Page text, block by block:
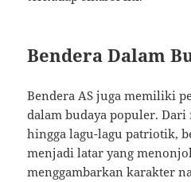
Bendera Dalam
Bendera AS juga memiliki
dalam budaya populer.
hingga lagu-lagu patriotik,
menjadi latar yang
menggambarkan karakter